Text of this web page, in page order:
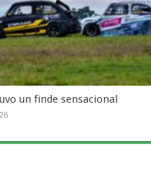
un finde sensacional